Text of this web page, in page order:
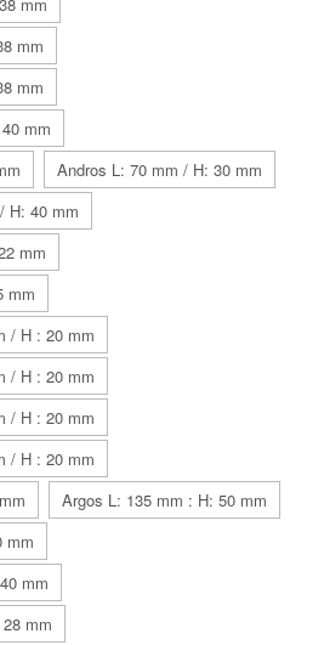
mm
mm
mm
Andros L: 70 mm / H: 30 mm
H: 40 mm
mm
mm
/ H : 20 mm
/ H : 20 mm
/ H : 20 mm
/ H : 20 mm
Argos L: 135 mm : H: 50 mm
mm
mm
mm